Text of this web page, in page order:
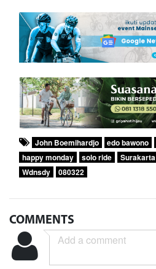
John Boemihardjo edo bawono
happy monday
solo ride Surakarta
Wdnsdy
080322
COMMENTS